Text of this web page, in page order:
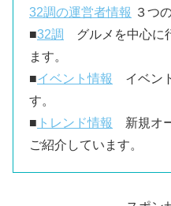
32調の運営者情報 ３つ
■32調
グルメを中心に
ます。
■イベント情報
イベン
す。
■ トレンド情報
新規オ
ご紹介しています。